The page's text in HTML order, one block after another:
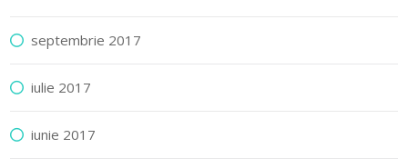
septembrie 2017
iulie 2017
iunie 2017